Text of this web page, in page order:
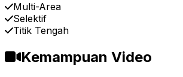
Multi-Area
Selektif
Titik Tengah
Kemampuan Video